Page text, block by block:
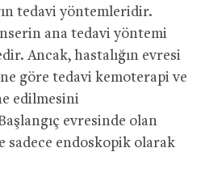
tedavi yöntemleridir.
ana tedavi yöntemi
Ancak, hastalığın evresi
göre tedavi kemoterapi ve
edilmesini
evresinde olan
sadece endoskopik olarak